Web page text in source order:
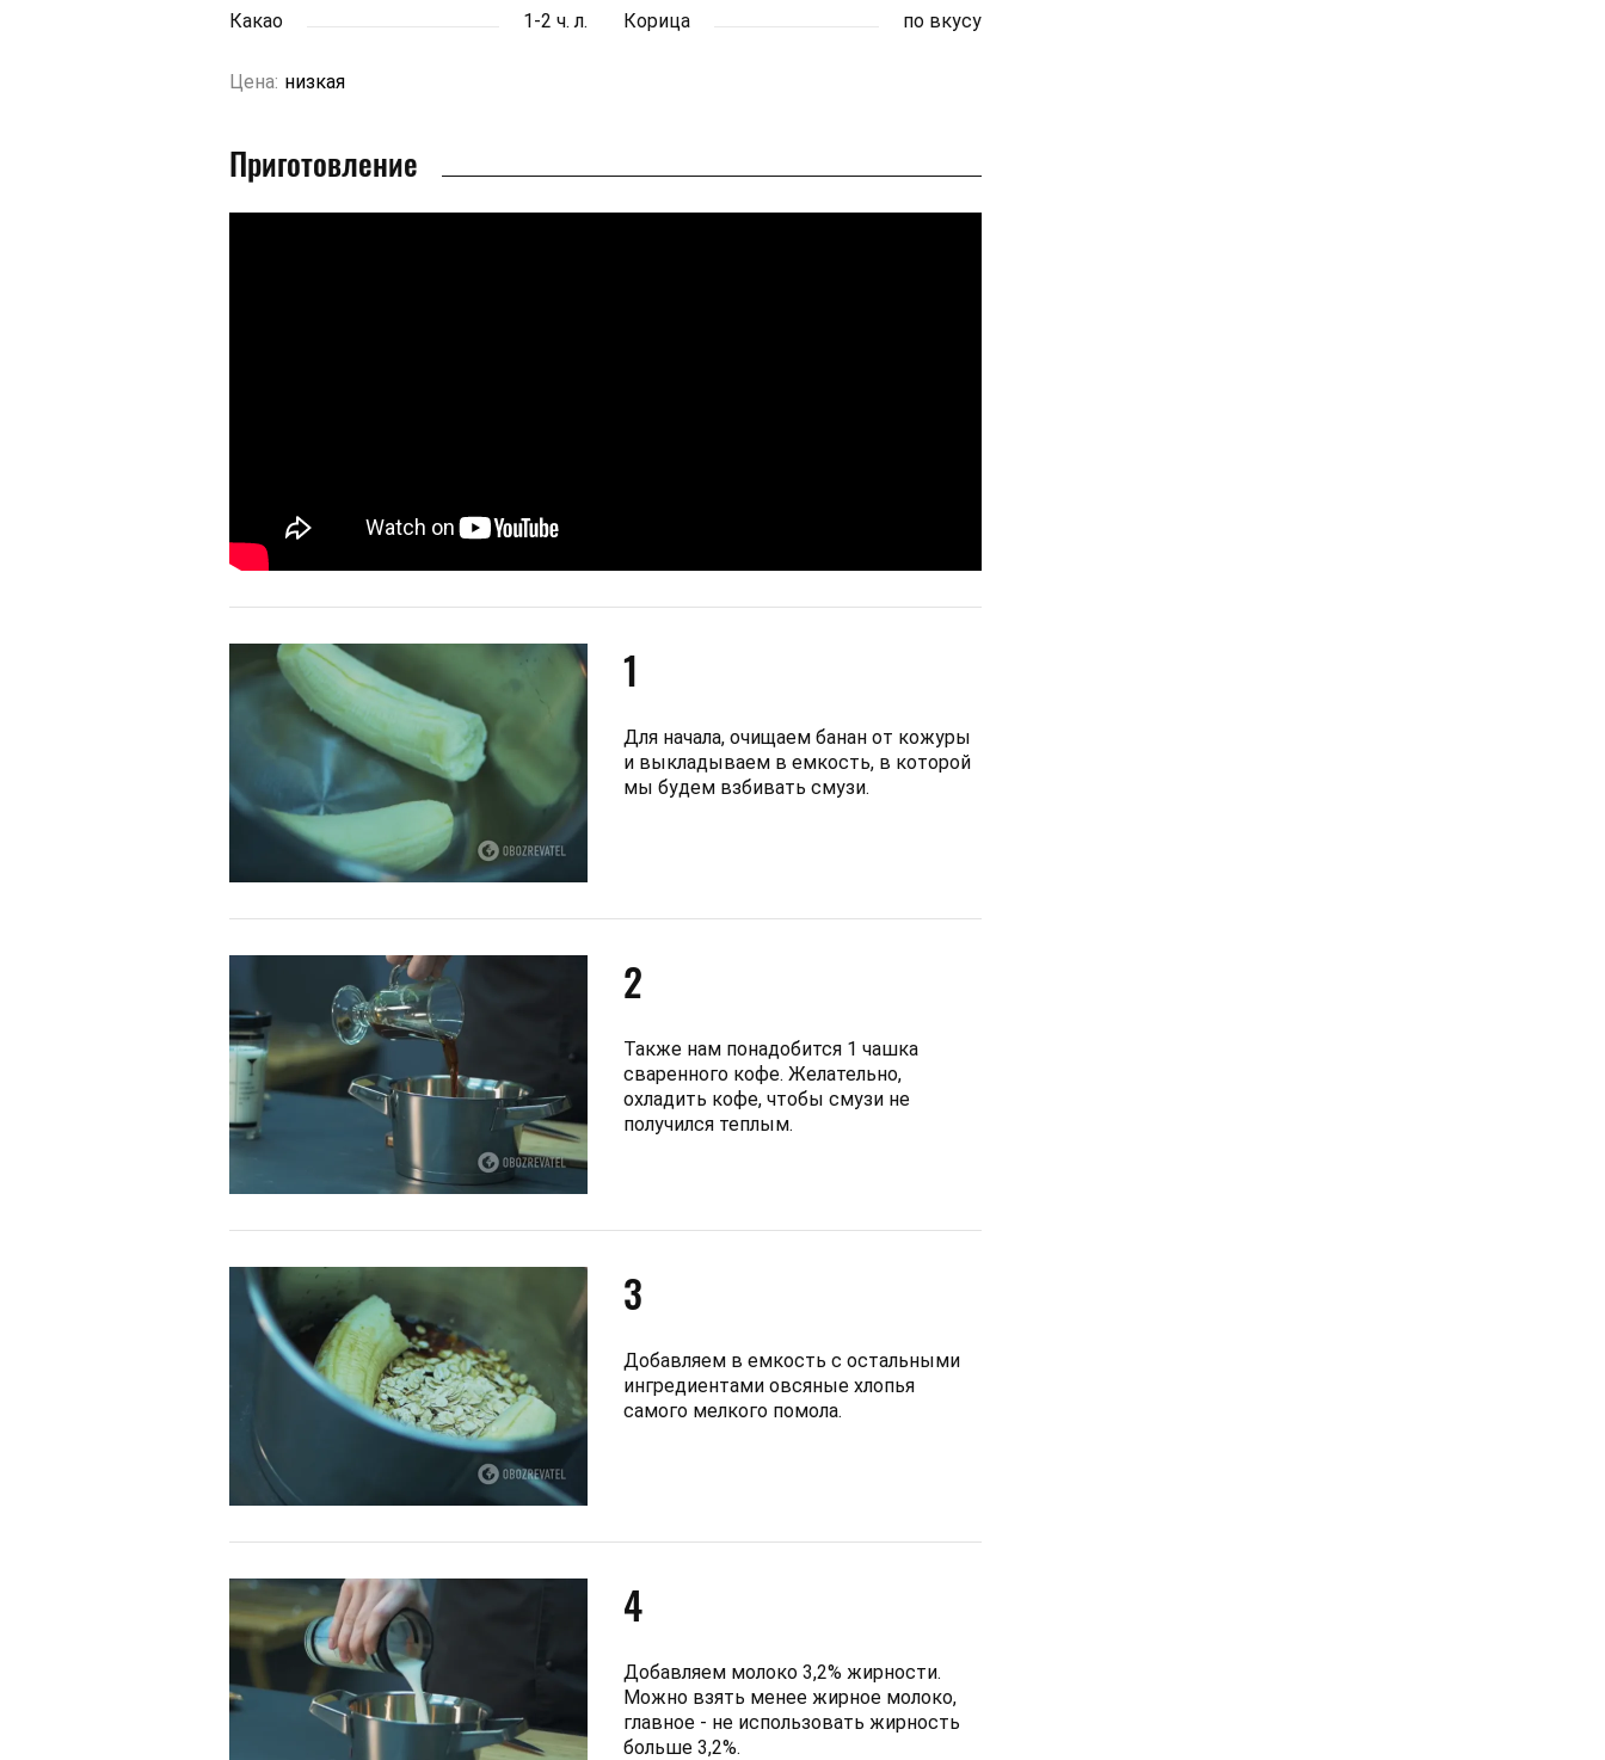
Какао
1-2 ч. л. Корица по вкусу
Цена: низкая
Приготовление
1
Для начала, очищаем банан от кожуры
и выкладываем в емкость, в которой
мы будем взбивать смузи.
2
Также нам понадобится 1 чашка
сваренного кофе. Желательно,
охладить кофе, чтобы смузи не
получился теплым.
3
Добавляем в емкость с остальными
ингредиентами овсяные хлопья
самого мелкого помола.
4
Добавляем молоко 3,2% жирности.
Можно взять менее жирное молоко,
главное - не использовать жирность
больше 3,2%.